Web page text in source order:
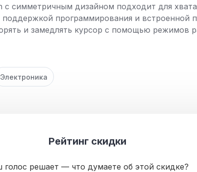
с симметричным дизайном подходит для
программирования и встроенной
и замедлять курсор с помощью режимов
Электроника
Рейтинг скидки
голос решает — что думаете об этой скидке?